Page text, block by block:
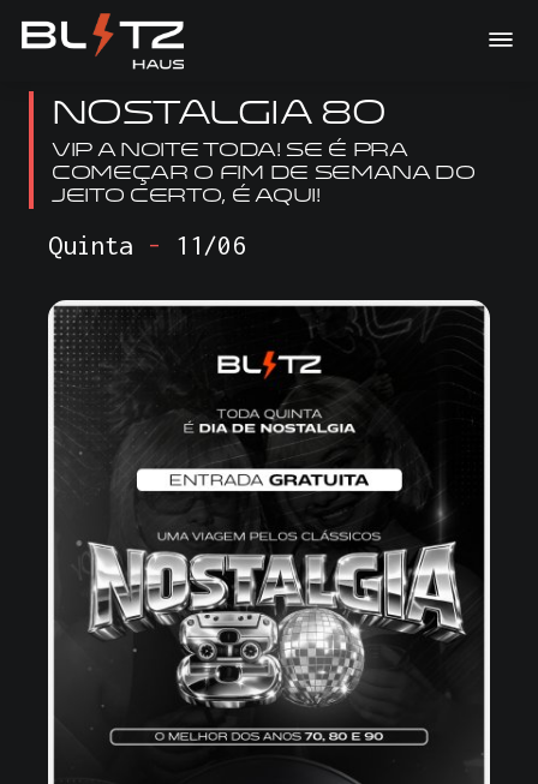
Nostalgia 80
VIP A NOITE TODA! Se é pra
começar o fim de semana do
jeito certo, é aqui!
Quinta - 11/06